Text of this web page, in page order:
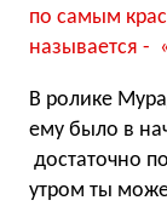
по самым
называется -
В ролике
ему было в
достаточно
утром ты